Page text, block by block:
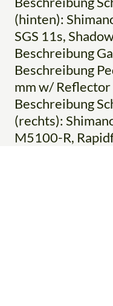
(hinten):
SGS 11s,
Beschreibung
Beschreibung
mm w/ Reflector
Beschreibung
(rechts):
M5100-R,